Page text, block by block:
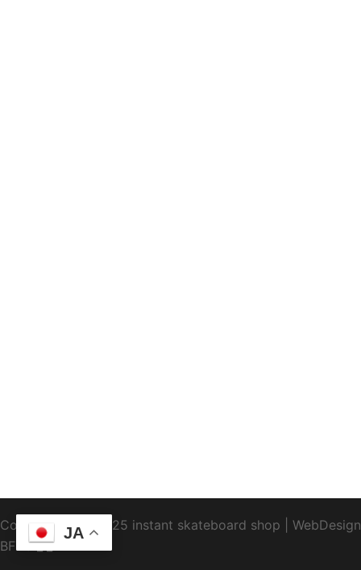
Copyright1995-2025 instant skateboard shop
WebDesign
BFTC_ _.
JA